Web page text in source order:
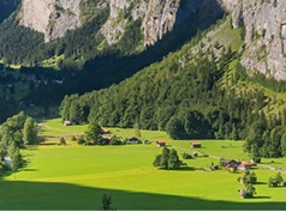
有着丰富的自然风光和历史名胜
久以前作为强盗庇护所的洞穴--
险是在Uraza斋戒的时候进行的
一事实也使得这个地方变得更加
土的旅行，也是一次时光之旅
图通过360照片 和视频来反映这